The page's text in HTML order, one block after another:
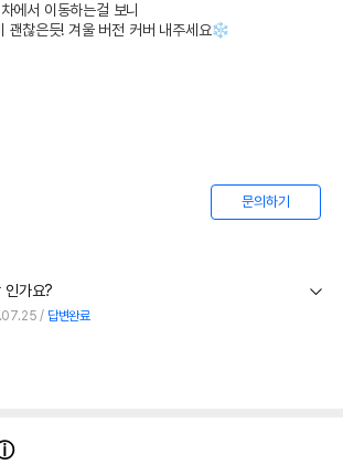
에서 이동하는걸 보니
괜찮은듯! 겨울 버전 커버 내주세요❄️
문의하기
인가요?
답변완료